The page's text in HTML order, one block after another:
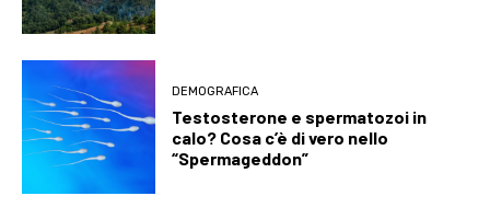
DEMOGRAFICA
Testosterone e spermatozoi in
calo? Cosa c’è di vero nello
“Spermageddon”